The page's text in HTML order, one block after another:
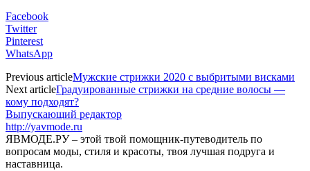
Facebook
Twitter
Pinterest
WhatsApp
Previous articleМужские стрижки 2020 с выбритыми висками
Next articleГрадуированные стрижки на средние волосы —
кому подходят?
Выпускающий редактор
http://yavmode.ru
ЯВМОДЕ.РУ – этой твой помощник-путеводитель по
вопросам моды, стиля и красоты, твоя лучшая подруга и
наставница.